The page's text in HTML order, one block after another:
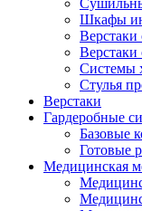
Шкафы
Системы
Стулья
Верстаки
Гардеробные
Базовые
Готовые
Медицинская